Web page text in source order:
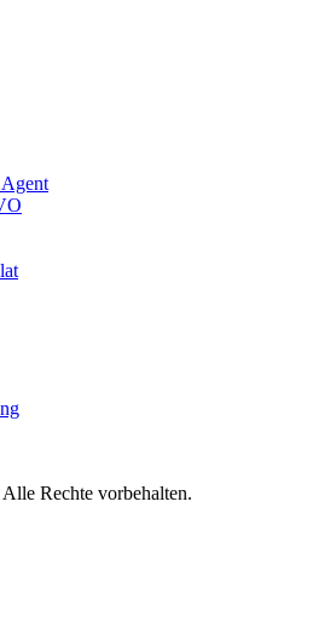
Rechte vorbehalten.